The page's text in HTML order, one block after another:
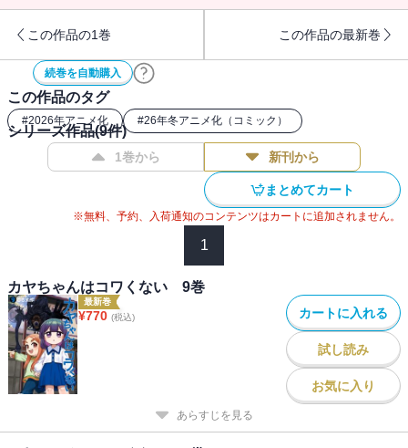
この作品の1巻 この作品の最新巻
続巻を自動購入
この作品のタグ
#2026年アニメ化 #26年冬アニメ化（コミック）
シリーズ作品(9件)
1巻から 新刊から
まとめてカート
※無料、予約、入荷通知のコンテンツはカートに追加されません。
1
カヤちゃんはコワくない 9巻
最新巻
¥770 (税込) カートに入れる
試し読み
お気に入り
あらすじを見る